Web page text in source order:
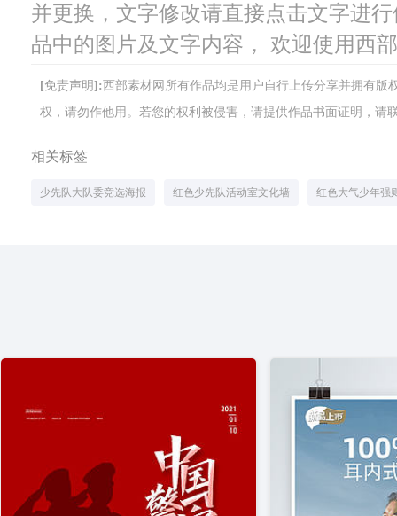
并更换，文字修改请直接点击文字进
品中的图片及文字内容， 欢迎使用西
[免责声明]:西部素材网所有作品均是用户自行上传分享并拥有
权，请勿作他用。若您的权利被侵害，请提供作品书面证明，请
相关标签
少先队大队委竞选海报 红色少先队活动室文化墙 红色大气少年强